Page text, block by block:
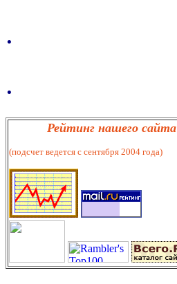
.
.
Рейтинг нашего сайта
(подсчет ведется с сентября 2004 года)